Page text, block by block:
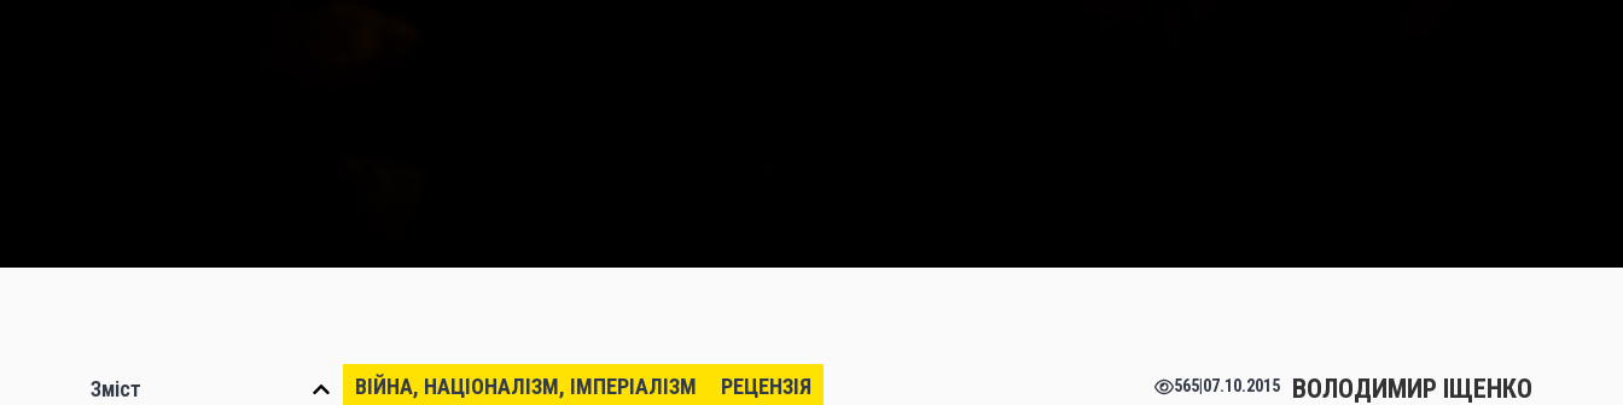
Зміст ВІЙНА, НАЦІОНАЛІЗМ, ІМПЕРІАЛІЗМ РЕЦЕНЗІЯ 565 07.10.2015 ВОЛОДИМИР ІЩЕНКО